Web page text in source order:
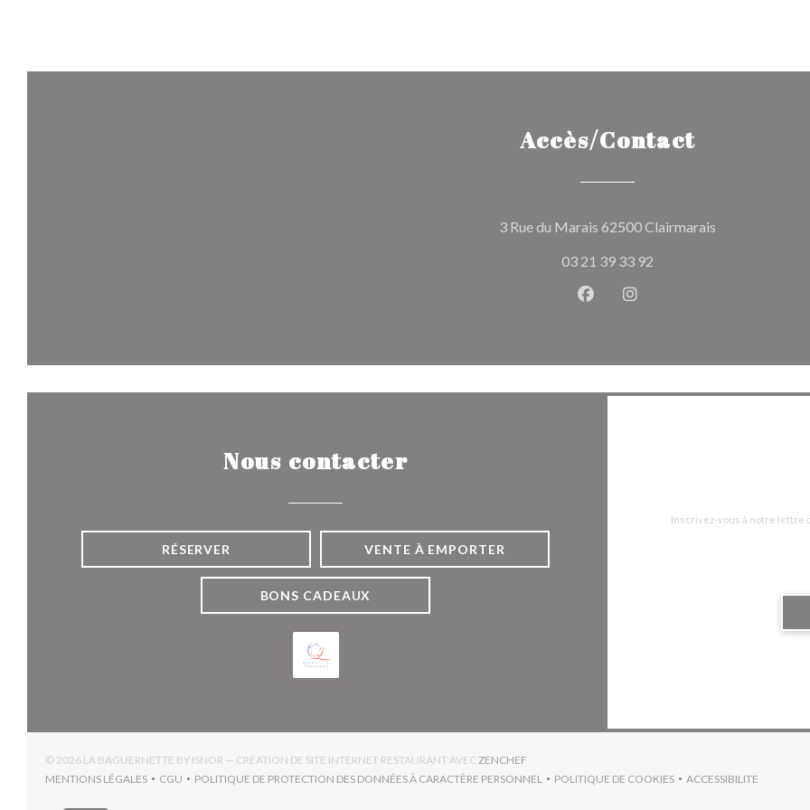
Accès/Contact
3 Rue du Marais 62500 Clairmarais
03 21 39 33 92
Facebook ((ouvre une nouvelle
Instagram ((ouvre une
Nous contacter
RÉSERVER VENTE À EMPORTER
BONS CADEAUX
Inscrivez-vous à notre lettre
© 2026 LA BAGUERNETTE BY ISNOR — CRÉATION DE SITE INTERNET RESTAURANT AVEC ZENCHEF
MENTIONS LÉGALES
((OUVRE UNE NOUVELLE FENÊTRE))
CGU
((OUVRE UNE NOUVELLE FENÊTRE))
POLITIQUE DE PROTECTION DES DONNÉES À CARACTÈRE PERSONNEL
((OUVRE UNE NOUVELLE FENÊTRE))
POLITIQUE DE COOKIES
((OUVRE UNE NOUVELLE FENÊTRE))
ACCESSIBILITE
((OUVRE UNE